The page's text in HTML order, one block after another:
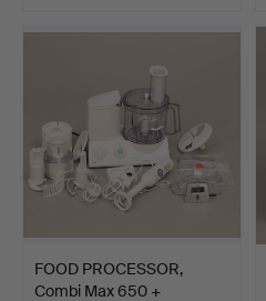
FOOD PROCESSOR,
Combi Max 650 +